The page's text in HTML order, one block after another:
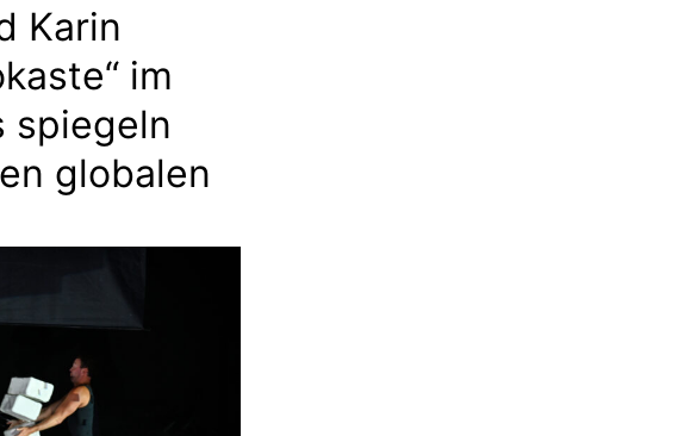
Karin
im
spiegeln
globalen